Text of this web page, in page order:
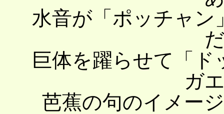
水音が「ポッチャン
巨体を躍らせて「
ガ
芭蕉の句のイメー